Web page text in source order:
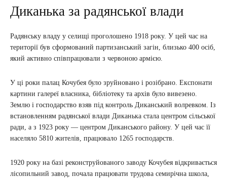
Диканька за радянської влади
Радянську владу у селищі проголошено 1918 року. У цей час на
території був сформований партизанський загін, близько 400 осіб,
який активно співпрацювали з червоною армією.
У ці роки палац Кочубея було зруйновано і розібрано. Експонати
картини галереї власника, бібліотеку та архів було вивезено.
Землю і господарство взяв під контроль Диканський волревком. Із
встановленням радянської влади Диканька стала центром сільської
ради, а з 1923 року — центром Диканського району. У цей час її
населяло 5810 жителів, працювало 1265 господарств.
1920 року на базі реконструйованого заводу Кочубея відкривається
лісопильний завод, почала працювати трудова семирічна школа,